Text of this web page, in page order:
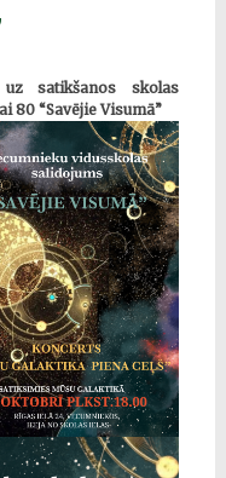
satikšanos skolas
80 “Savējie Visumā”